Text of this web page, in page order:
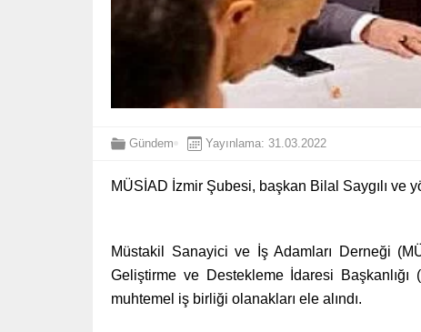
Gündem Yayınlama: 31.03.2022
MÜSİAD İzmir Şubesi, başkan Bilal Saygılı ve
Müstakil Sanayici ve İş Adamları Derneği
Geliştirme ve Destekleme İdaresi
muhtemel iş birliği olanakları ele alındı.